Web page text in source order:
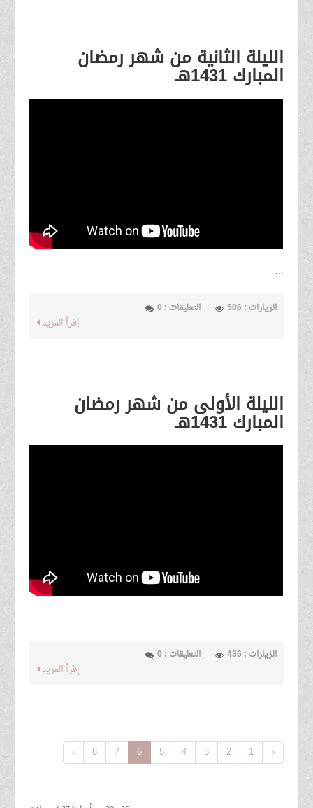
الليلة الثانية من شهر رمضان
المبارك 1431هـ
...
الزيارات : 506 التعليقات : 0
إقرأ المزيد
الليلة الأولى من شهر رمضان
المبارك 1431هـ
...
الزيارات : 436 التعليقات : 0
إقرأ المزيد
‹
1
2
3
4
5
6
7
8
›